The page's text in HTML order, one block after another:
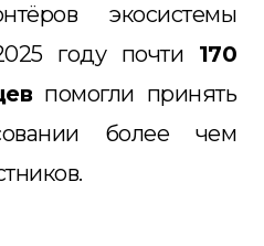
экосистемы
году почти 170
помогли принять
более чем